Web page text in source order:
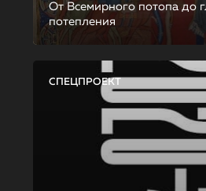
От Всемирного потопа до
потепления
СПЕЦПРОЕКТ